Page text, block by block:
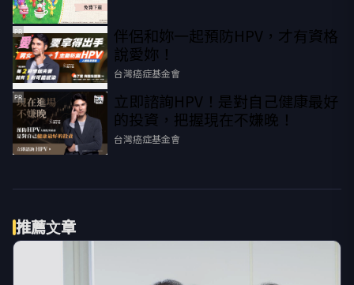
PR
伴侶和妳一起預防HPV，才有資格
說愛妳！
台灣癌症基金會
PR
立即諮詢HPV！是對自己健康最好
的投資，把握現在不嫌晚！
台灣癌症基金會
推薦文章